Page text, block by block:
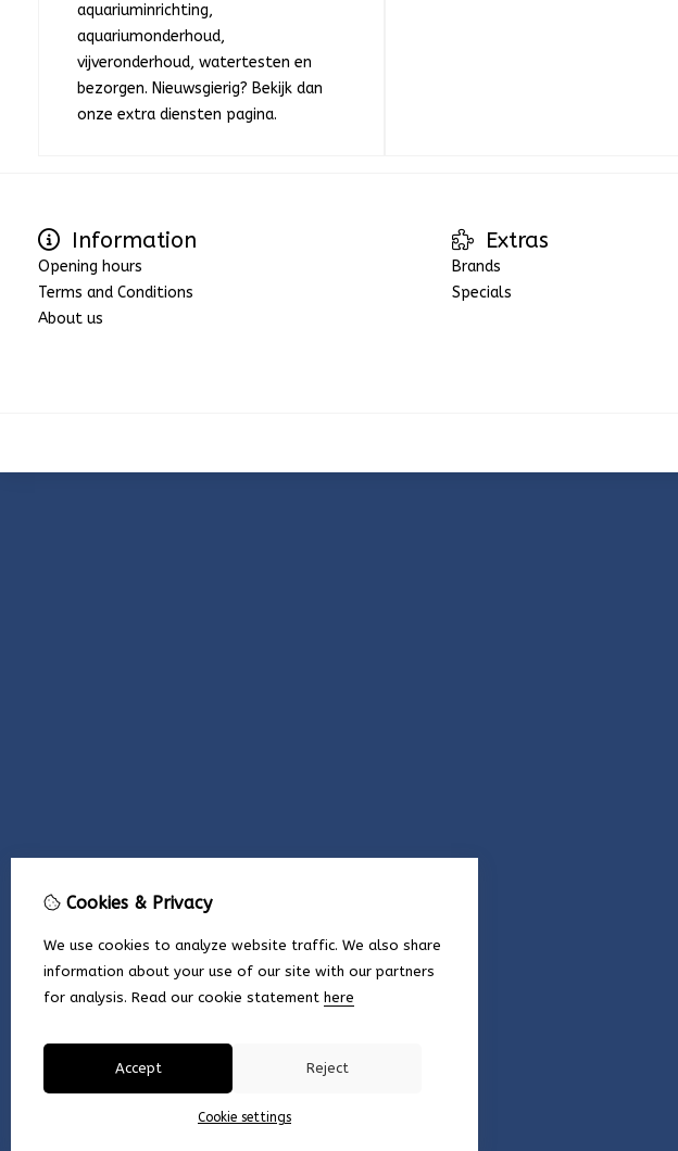
aquariuminrichting,
aquariumonderhoud,
vijveronderhoud, watertesten en
bezorgen. Nieuwsgierig? Bekijk dan
onze extra diensten pagina.
Information
Opening hours
Terms and Conditions
About us
Extras
Brands
Specials
Cookies & Privacy
We use cookies to analyze website traffic. We also share
information about your use of our site with our partners
for analysis. Read our cookie statement here
Accept Reject
Cookie settings